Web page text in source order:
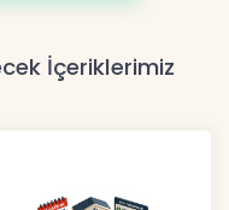
İçeriklerimiz